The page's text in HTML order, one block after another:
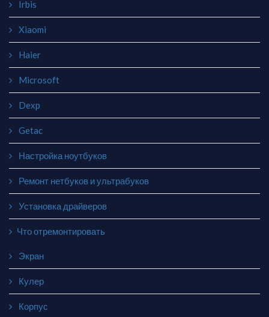
Irbis
Xiaomi
Haier
Microsoft
Dexp
Getac
Настройка ноутбуков
Ремонт нетбуков и ультрабуков
Установка драйверов
Что отремонтировать
Экран
Кулер
Корпус